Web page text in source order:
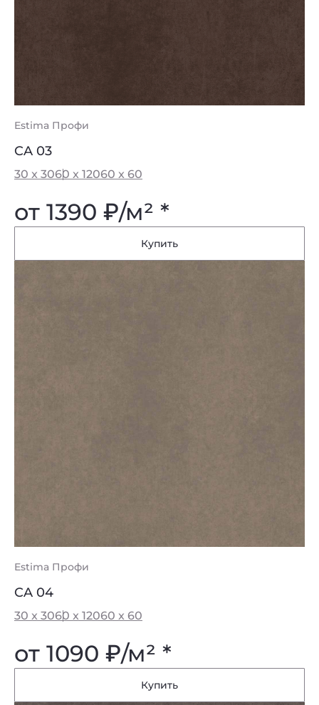
Estima Профи
CA 03
30 x 3060 x 12060 x 60
от 1390 ₽/м² *
Купить
Estima Профи
CA 04
30 x 3060 x 12060 x 60
от 1090 ₽/м² *
Купить